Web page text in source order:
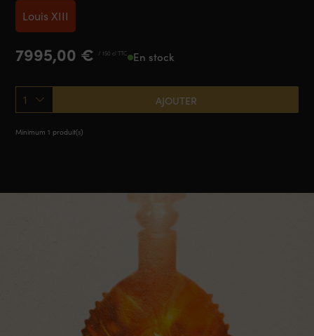
7995,00 € / 150 cl TTC En stock
1 AJOUTER
Minimum 1 produit(s)
Louis XIII